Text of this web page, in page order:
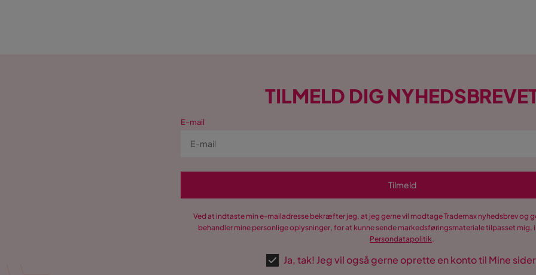
TILMELD DIG
E-mail
Tilmeld
Ved at indtaste min e-mailadresse bekræfter jeg, at jeg gerne vil modtage Trademax nyhedsbrev og
behandler mine personlige oplysninger, for at kunne sende markedsføringsmateriale tilpasset mig,
Persondatapolitik.
Ja, tak! Jeg vil også gerne oprette en konto til Mine